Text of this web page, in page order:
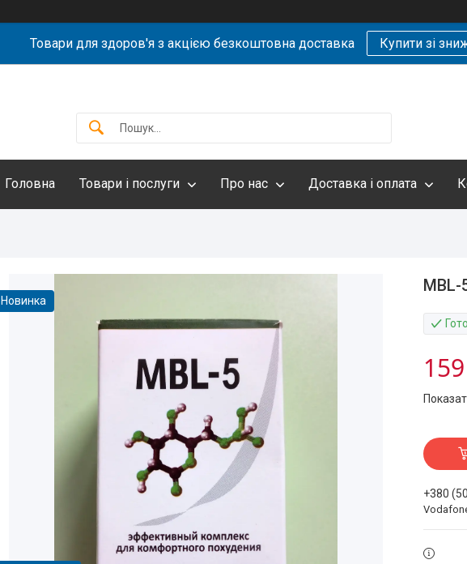
Товари для здоров'я з акцією безкоштовна доставка Купити зі
Головна Товари і послуги Про нас Доставка і оплата
Новинка
+380